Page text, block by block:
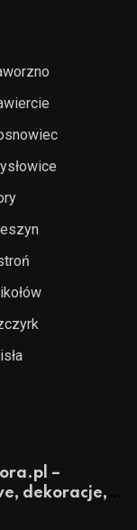
–
dekoracje,
animatorów